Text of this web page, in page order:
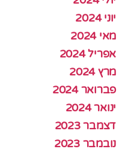
יוני 2024
מאי 2024
אפריל 2024
מרץ 2024
פברואר 2024
ינואר 2024
דצמבר 2023
נובמבר 2023